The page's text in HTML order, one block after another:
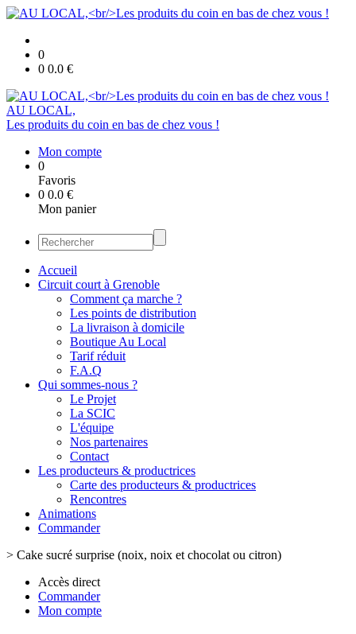
0
0 0.0 €
AU LOCAL,
Les produits du coin en bas de chez vous !
Mon compte
0
Favoris
0 0.0 €
Mon panier
Accueil
Circuit court à Grenoble
Comment ça marche ?
Les points de distribution
La livraison à domicile
Boutique Au Local
Tarif réduit
F.A.Q
Qui sommes-nous ?
Le Projet
La SCIC
L'équipe
Nos partenaires
Contact
Les producteurs & productrices
Carte des producteurs & productrices
Rencontres
Animations
Commander
> Cake sucré surprise (noix, noix et chocolat ou citron)
Accès direct
Commander
Mon compte